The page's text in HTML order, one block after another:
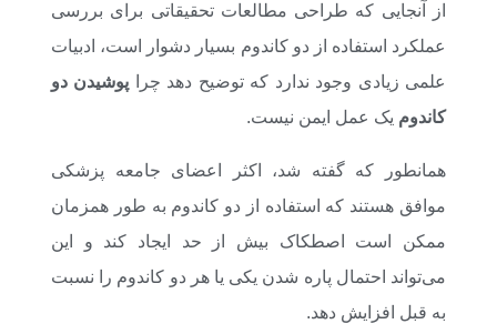
از آنجایی که طراحی مطالعات تحقیقاتی برای بررسی
عملکرد استفاده از دو کاندوم بسیار دشوار است، ادبیات
علمی زیادی وجود ندارد که توضیح دهد چرا پوشیدن دو
کاندوم یک عمل ایمن نیست.
همانطور که گفته شد، اکثر اعضای جامعه پزشکی
موافق هستند که استفاده از دو کاندوم به طور همزمان
ممکن است اصطکاک بیش از حد ایجاد کند و این
می‌تواند احتمال پاره شدن یکی یا هر دو کاندوم را نسبت
به قبل افزایش دهد.